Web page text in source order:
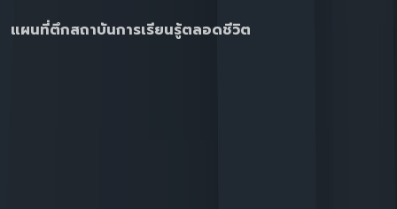
แผนที่ตึกสถาบันการเรียนรู้ตลอดชีวิต